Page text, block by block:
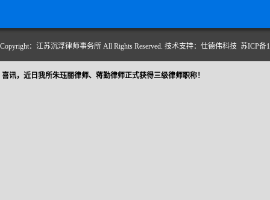
Copyright：江苏沉浮律师事务所 All Rights Reserved. 技术支持：仕德伟科技 苏ICP备
喜讯，近日我所朱珏丽律师、蒋勤律师正式获得三级律师职称！